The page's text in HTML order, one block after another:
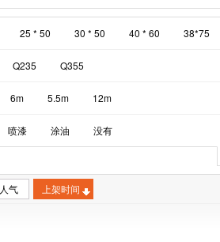
25 * 50 30 * 50 40 * 60 38*75
Q235 Q355
6m 5.5m 12m
喷漆 涂油
没有
人气 上架时间